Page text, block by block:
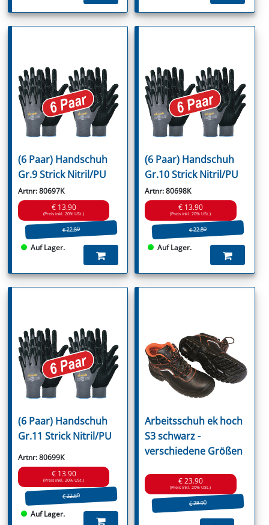
(6 Paar) Handschuh
Gr.9 Strick Nitril/PU
Artnr: 80697K
€ 13.90
(Preis inkl. 20% USt.)
€ 22.80
Auf Lager.
(6 Paar) Handschuh
Gr.10 Strick Nitril/PU
Artnr: 80698K
€ 13.90
(Preis inkl. 20% USt.)
€ 22.80
Auf Lager.
(6 Paar) Handschuh
Gr.11 Strick Nitril/PU
Artnr: 80699K
€ 13.90
(Preis inkl. 20% USt.)
€ 22.80
Auf Lager.
Arbeitsschuh ek hoch
S3 schwarz -
verschiedene Größen
€ 23.90
(Preis inkl. 20% USt.)
€ 28.90